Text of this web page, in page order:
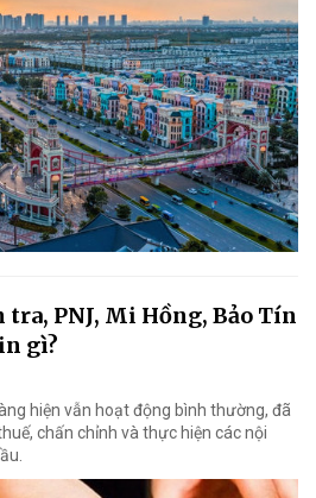
tra, PNJ, Mi Hồng, Bảo Tín
gì?
hiện vẫn hoạt động bình thường, đã
chấn chỉnh và thực hiện các nội